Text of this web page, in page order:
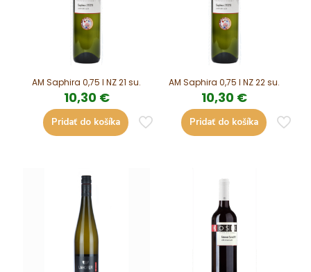
AM Saphira 0,75 l NZ 21 su.
10,30 €
Pridať do košíka
AM Saphira 0,75 l NZ 22 su.
10,30 €
Pridať do košíka